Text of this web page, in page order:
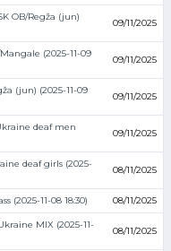
OB/Regža (jun)
09/11/2025
(2025-11-09
09/11/2025
(jun) (2025-11-09
09/11/2025
deaf men
09/11/2025
deaf girls (2025-
08/11/2025
(2025-11-08 18:30) 08/11/2025
MIX (2025-11-
08/11/2025